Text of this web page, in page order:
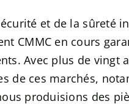
et de la sûreté
CMMC en cours
Avec plus de vingt
de ces marchés,
produisions des